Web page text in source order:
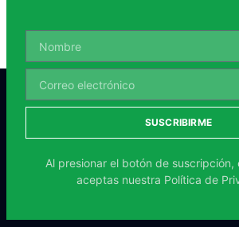
SUSCRIBIRME
Al presionar el botón de suscripción,
aceptas nuestra Política de